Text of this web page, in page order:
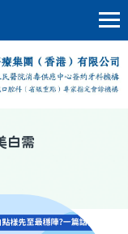
白需